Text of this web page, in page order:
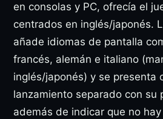
en consolas y PC, ofrecía el
centrados en inglés/japonés.
añade idiomas de pantalla
francés, alemán e italiano
inglés/japonés) y se presenta
lanzamiento separado con su
además de indicar que no